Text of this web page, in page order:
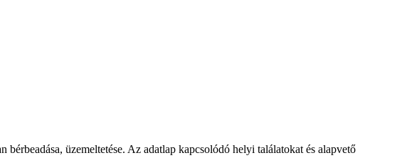
üzemeltetése. Az adatlap kapcsolódó helyi találatokat és alapvető